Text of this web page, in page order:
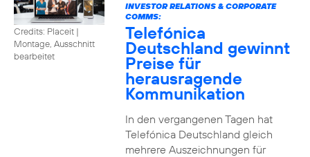
Credits: Placeit |
Montage, Ausschnitt
bearbeitet
INVESTOR RELATIONS & CORPORATE
COMMS:
Telefónica
Deutschland gewinnt
Preise für
herausragende
Kommunikation
In den vergangenen Tagen hat
Telefónica Deutschland gleich
mehrere Auszeichnungen für